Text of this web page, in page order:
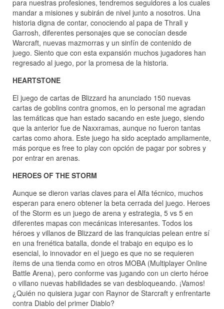
para nuestras profesiones, tendremos seguidores a los cuales
mandar a misiones y subirán de nivel junto a nosotros. Una
historia digna de contar, conociendo al papa de Thrall y
Garrosh, diferentes personajes que se conocían desde
Warcraft, nuevas mazmorras y un sinfín de contenido de
juego. Siento que con esta expansión muchos jugadores han
regresado al juego, por la promesa de la historia.
HEARTSTONE
El juego de cartas de Blizzard ha anunciado 150 nuevas
cartas de goblins contra gnomos, en lo personal me agradan
las temáticas que han estado sacando en este juego, siendo
que la anterior fue de Naxxramas, aunque no fueron tantas
cartas como ahora. Este juego ha sido aceptado ampliamente,
más porque es free to play con opción de pagar por sobres y
por entrar en arenas.
HEROES OF THE STORM
Aunque se dieron varias claves para el Alfa técnico, muchos
esperan para enero obtener la beta cerrada del juego. Heroes
of the Storm es un juego de arena y estrategia, 5 vs 5 en
diferentes mapas con mecánicas interesantes. Todos los
héroes y villanos de Blizzard de las franquicias pelean entre sí
en una frenética batalla, donde el trabajo en equipo es lo
esencial, lo innovador en el juego es que no se requieren
ítems de una tienda como en otros MOBA (Multiplayer Online
Battle Arena), pero conforme vas jugando con un cierto héroe
o villano nuevas habilidades se van desbloqueando. ¡Vamos!
¿Quién no quisiera jugar con Raynor de Starcraft y enfrentarte
contra Diablo del primer Diablo?